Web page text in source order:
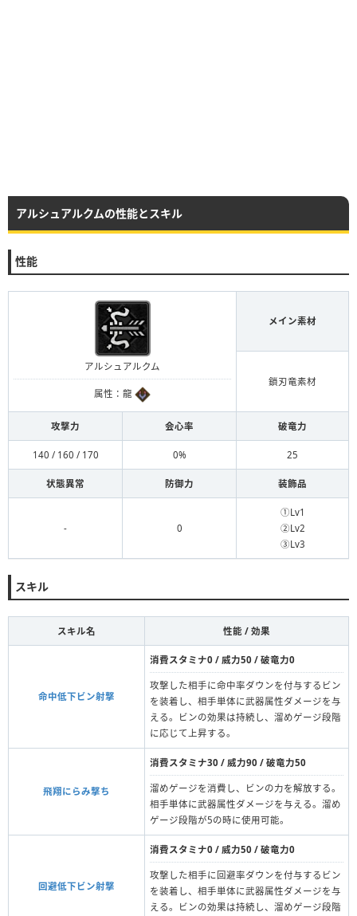
アルシュアルクムの性能とスキル
性能
アルシュアルクム
属性：龍
メイン素材
鎖刃竜素材
攻撃力 会心率 破竜力
140 / 160 / 170 0% 25
状態異常 防御力 装飾品
- 0
①Lv1
②Lv2
③Lv3
スキル
スキル名 性能 / 効果
命中低下ビン射撃
消費スタミナ0 / 威力50 / 破竜力0
攻撃した相手に命中率ダウンを付与するビン
を装着し、相手単体に武器属性ダメージを与
える。ビンの効果は持続し、溜めゲージ段階
に応じて上昇する。
飛翔にらみ撃ち
消費スタミナ30 / 威力90 / 破竜力50
溜めゲージを消費し、ビンの力を解放する。
相手単体に武器属性ダメージを与える。溜め
ゲージ段階が5の時に使用可能。
回避低下ビン射撃
消費スタミナ0 / 威力50 / 破竜力0
攻撃した相手に回避率ダウンを付与するビン
を装着し、相手単体に武器属性ダメージを与
える。ビンの効果は持続し、溜めゲージ段階